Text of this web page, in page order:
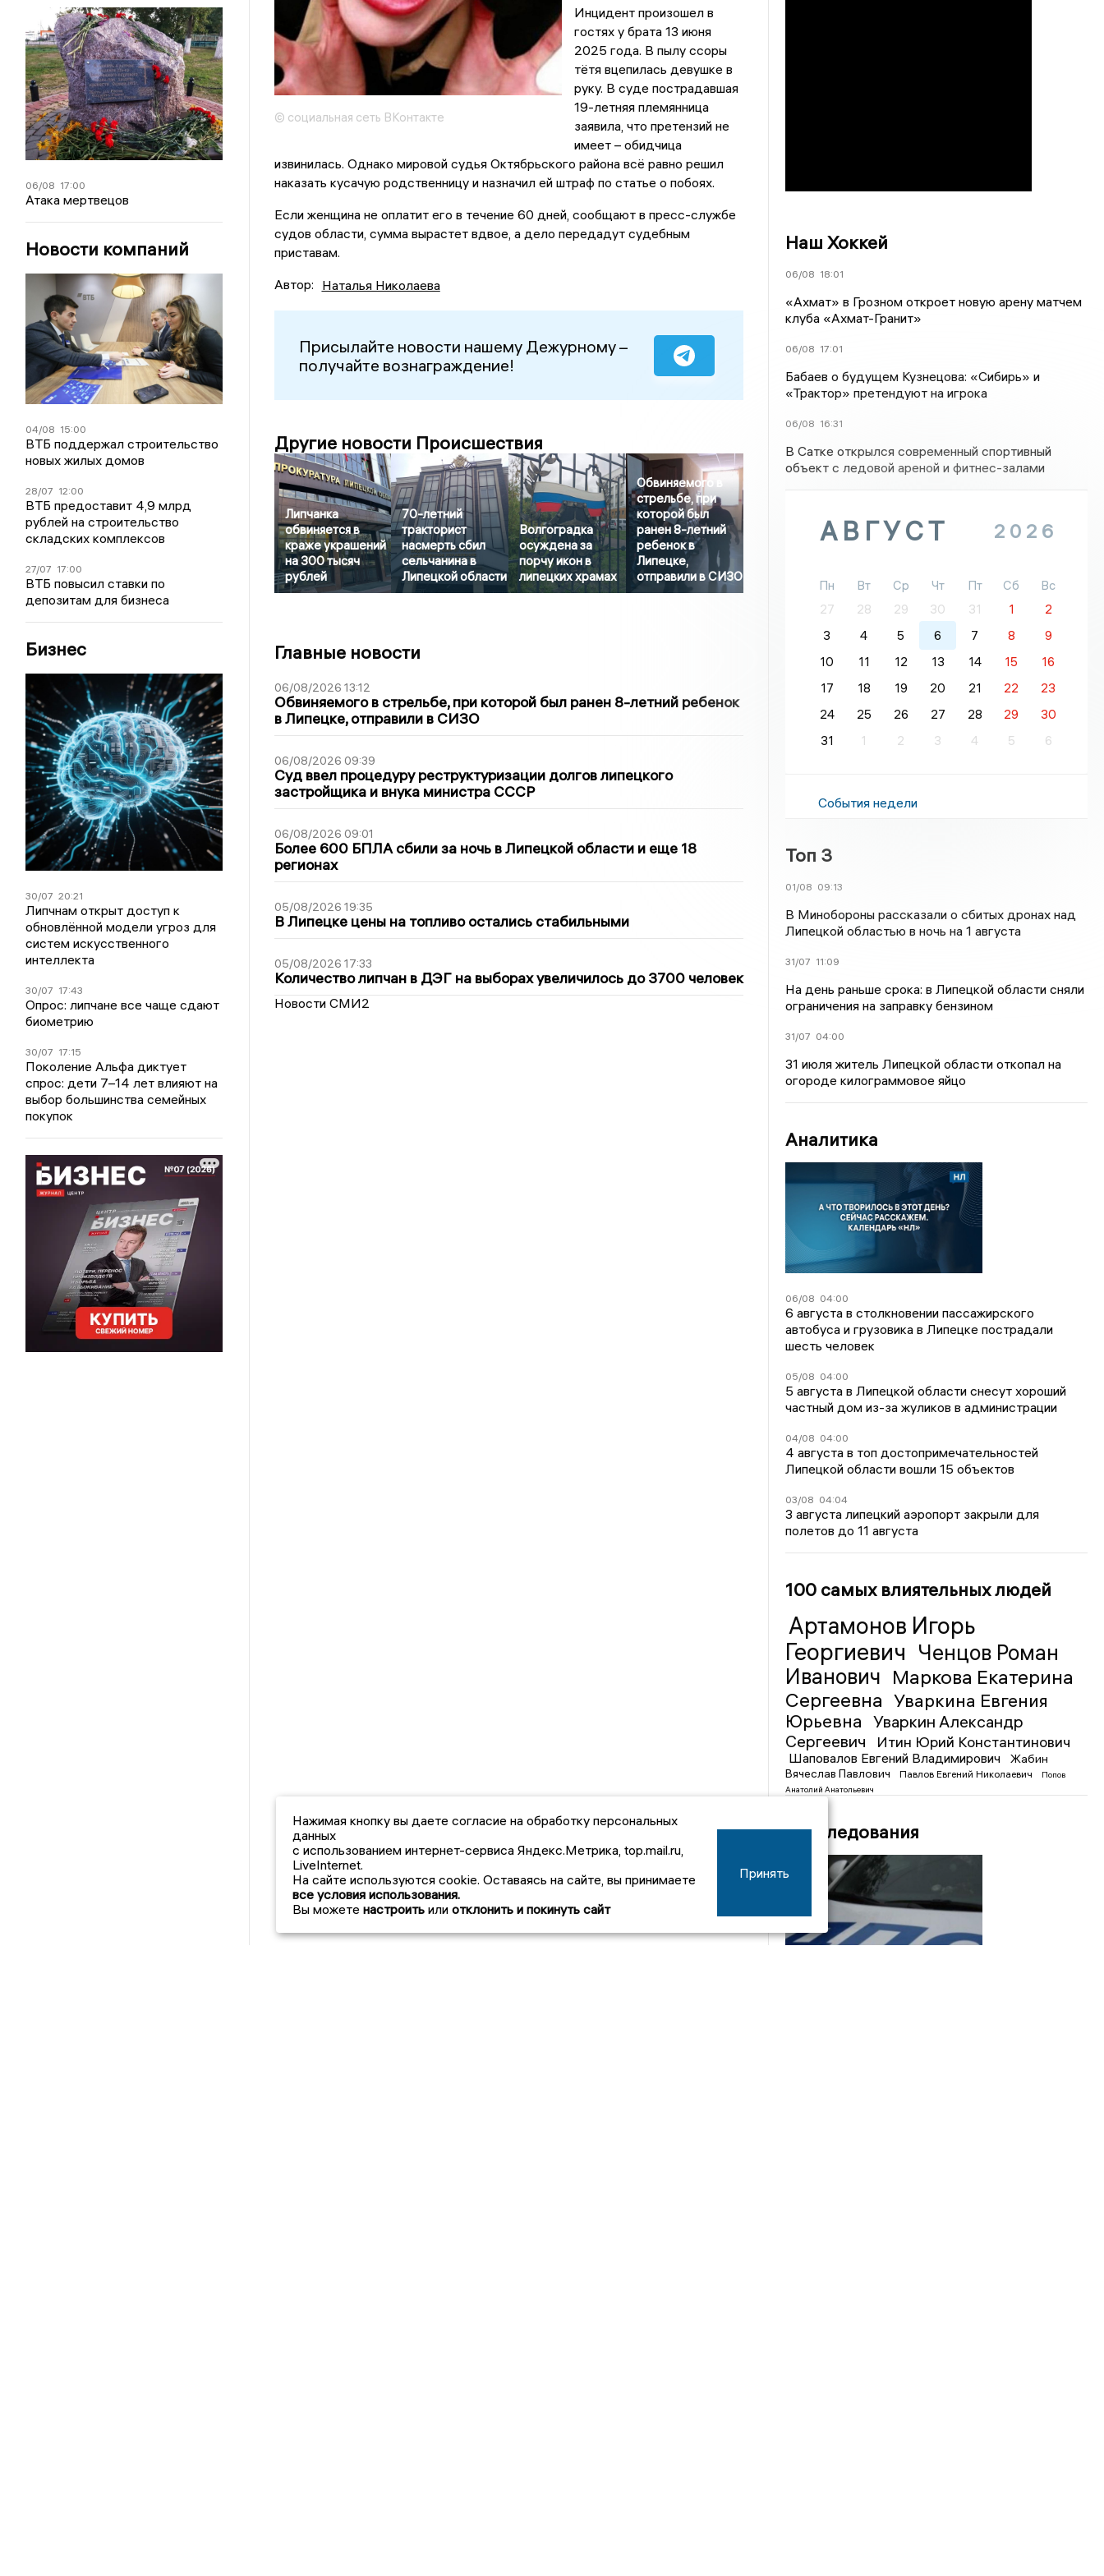
06/08 17:00
Атака мертвецов
Новости компаний
04/08 15:00
ВТБ поддержал строительство
новых жилых домов
28/07 12:00
ВТБ предоставит 4,9 млрд
рублей на строительство
складских комплексов
27/07 17:00
ВТБ повысил ставки по
депозитам для бизнеса
Бизнес
30/07 20:21
Липчнам открыт доступ к
обновлённой модели угроз для
систем искусственного
интеллекта
30/07 17:43
Опрос: липчане все чаще сдают
биометрию
30/07 17:15
Поколение Альфа диктует
спрос: дети 7–14 лет влияют на
выбор большинства семейных
покупок
© социальная сеть ВКонтакте
Инцидент произошел в
гостях у брата 13 июня
2025 года. В пылу ссоры
тётя вцепилась девушке в
руку. В суде пострадавшая
19-летняя племянница
заявила, что претензий не
имеет – обидчица
извинилась. Однако мировой судья Октябрьского района всё равно решил
наказать кусачую родственницу и назначил ей штраф по статье о побоях.
Если женщина не оплатит его в течение 60 дней, сообщают в пресс-службе
судов области, сумма вырастет вдвое, а дело передадут судебным
приставам.
Автор: Наталья Николаева
Присылайте новости нашему Дежурному –
получайте вознаграждение!
Другие новости Происшествия
Липчанка
обвиняется в
краже украшений
на 300 тысяч
рублей
70-летний
тракторист
насмерть сбил
сельчанина в
Липецкой области
Волгоградка
осуждена за
порчу икон в
липецких храмах
Обвиняемого в
стрельбе, при
которой был
ранен 8-летний
ребенок в
Липецке,
отправили в СИЗО
Главные новости
06/08/2026 13:12
Обвиняемого в стрельбе, при которой был ранен 8-летний ребенок
в Липецке, отправили в СИЗО
06/08/2026 09:39
Суд ввел процедуру реструктуризации долгов липецкого
застройщика и внука министра СССР
06/08/2026 09:01
Более 600 БПЛА сбили за ночь в Липецкой области и еще 18
регионах
05/08/2026 19:35
В Липецке цены на топливо остались стабильными
05/08/2026 17:33
Количество липчан в ДЭГ на выборах увеличилось до 3700 человек
Новости СМИ2
Наш Хоккей
06/08 18:01
«Ахмат» в Грозном откроет новую арену матчем
клуба «Ахмат-Гранит»
06/08 17:01
Бабаев о будущем Кузнецова: «Сибирь» и
«Трактор» претендуют на игрока
06/08 16:31
В Сатке открылся современный спортивный
объект с ледовой ареной и фитнес-залами
АВГУСТ 2026
Пн Вт Ср Чт Пт Сб
Вс
27
28 29 30 31 1
2
3
4 5 6 7 8
9
10
11 12 13 14 15
16
17
18 19 20 21 22
23
24
25 26 27 28 29
30
31
1 2 3 4 5 6
События недели
Топ 3
01/08 09:13
В Минобороны рассказали о сбитых дронах над
Липецкой областью в ночь на 1 августа
31/07 11:09
На день раньше срока: в Липецкой области сняли
ограничения на заправку бензином
31/07 04:00
31 июля житель Липецкой области откопал на
огороде килограммовое яйцо
Аналитика
06/08 04:00
6 августа в столкновении пассажирского
автобуса и грузовика в Липецке пострадали
шесть человек
05/08 04:00
5 августа в Липецкой области снесут хороший
частный дом из-за жуликов в администрации
04/08 04:00
4 августа в топ достопримечательностей
Липецкой области вошли 15 объектов
03/08 04:04
3 августа липецкий аэропорт закрыли для
полетов до 11 августа
100 самых влиятельных людей
Артамонов Игорь
Георгиевич Ченцов Роман
Иванович Маркова Екатерина
Сергеевна Уваркина Евгения
Юрьевна
Уваркин Александр
Сергеевич
Итин Юрий Константинович
Шаповалов Евгений Владимирович
Жабин
Вячеслав Павлович
Павлов Евгений Николаевич
Попов
Анатолий Анатольевич
Расследования
Нажимая кнопку вы даете согласие на обработку персональных
данных
с использованием интернет-сервиса Яндекс.Метрика, top.mail.ru,
LiveInternet.
На сайте используются cookie. Оставаясь на сайте, вы принимаете
все условия использования.
Вы можете настроить или отклонить и покинуть сайт
Принять